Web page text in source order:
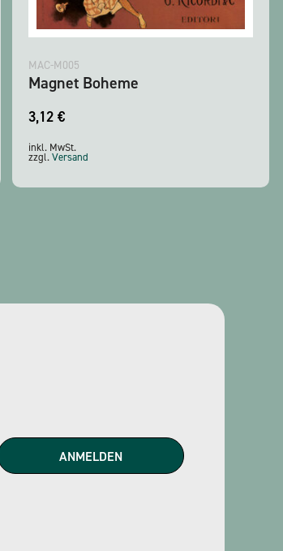
MAC-M005
Magnet Boheme
3,12 €
inkl. MwSt.
zzgl.Versand